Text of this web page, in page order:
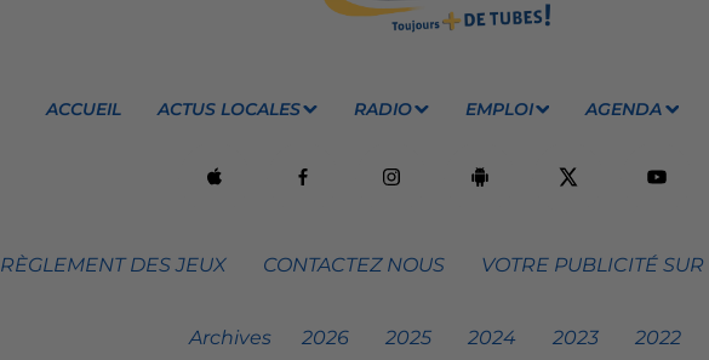
ACCUEIL ACTUS LOCALES RADIO EMPLOI AGENDA
RÈGLEMENT DES JEUX CONTACTEZ NOUS VOTRE PUBLICITÉ
Archives 2026 2025 2024 2023 2022